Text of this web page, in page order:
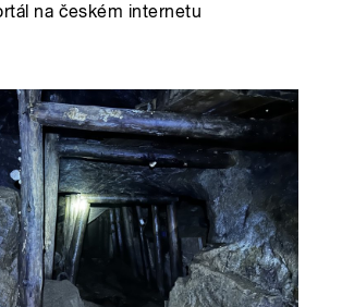
na českém internetu